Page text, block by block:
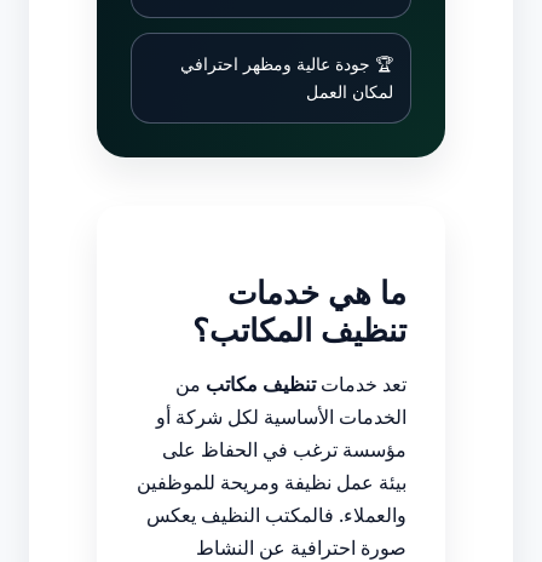
🏆 جودة عالية ومظهر احترافي
لمكان العمل
ما هي خدمات
تنظيف المكاتب؟
تعد خدماتتنظيف مكاتب من
الخدمات الأساسية لكل شركة أو
مؤسسة ترغب في الحفاظ على
بيئة عمل نظيفة ومريحة للموظفين
والعملاء. فالمكتب النظيف يعكس
صورة احترافية عن النشاط